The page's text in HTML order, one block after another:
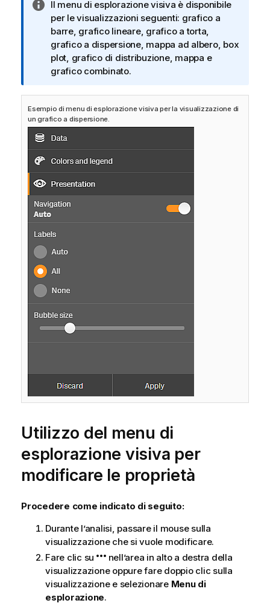
N
o
t
a
i
n
o
r
m
a
t
i
a
Il menu di esplorazione visiva è disponibile
per le visualizzazioni seguenti: grafico a
barre, grafico lineare, grafico a torta,
grafico a dispersione, mappa ad albero, box
plot, grafico di distribuzione, mappa e
grafico combinato.
Esempio di menu di esplorazione visiva per la visualizzazione di
un grafico a dispersione.
Utilizzo del menu di
esplorazione visiva per
modificare le proprietà
Procedere come indicato di seguito:
Durante l’analisi, passare il mouse sulla
visualizzazione che si vuole modificare.
Fare clic su
nell’area in alto a destra della
visualizzazione oppure fare doppio clic sulla
visualizzazione e selezionare Menu di
esplorazione.